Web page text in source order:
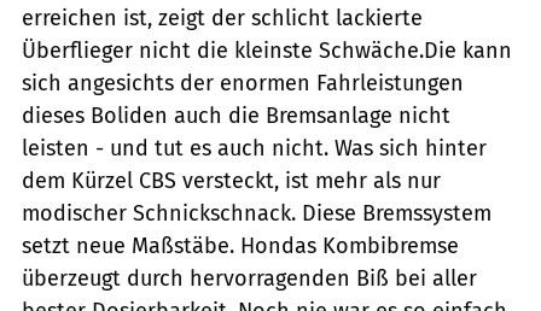
erreichen ist, zeigt der schlicht lackierte
Überflieger nicht die kleinste Schwäche.Die kann
sich angesichts der enormen Fahrleistungen
dieses Boliden auch die Bremsanlage nicht
leisten - und tut es auch nicht. Was sich hinter
dem Kürzel CBS versteckt, ist mehr als nur
modischer Schnickschnack. Diese Bremssystem
setzt neue Maßstäbe. Hondas Kombibremse
überzeugt durch hervorragenden Biß bei aller